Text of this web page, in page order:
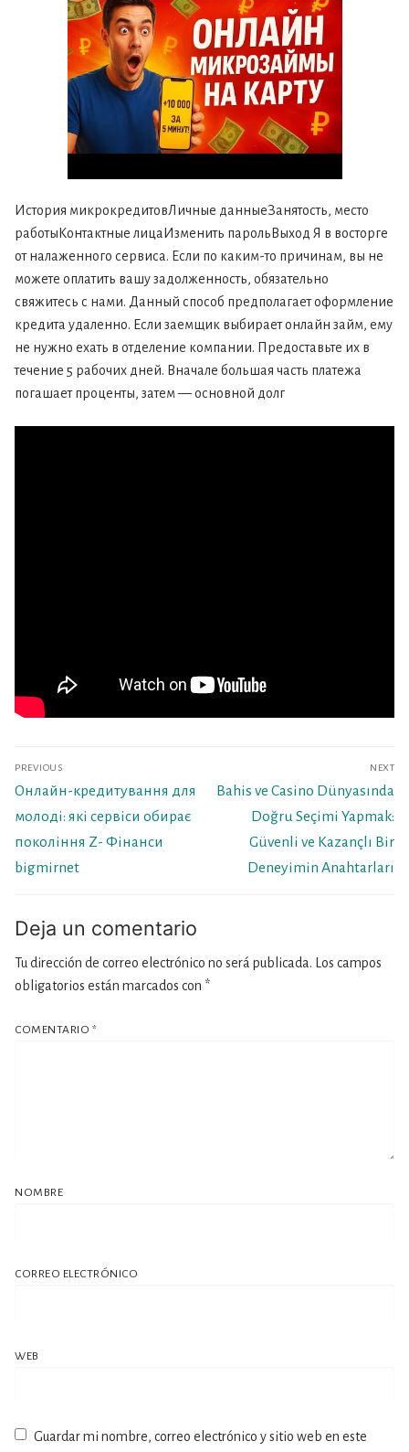
История микрокредитовЛичные данныеЗанятость, место
работыКонтактные лицаИзменить парольВыход Я в восторге
от налаженного сервиса. Если по каким-то причинам, вы не
можете оплатить вашу задолженность, обязательно
свяжитесь с нами. Данный способ предполагает оформление
кредита удаленно. Если заемщик выбирает онлайн займ, ему
не нужно ехать в отделение компании. Предоставьте их в
течение 5 рабочих дней. Вначале большая часть платежа
погашает проценты, затем — основной долг
Navegación
de
entradas
PREVIOUS
Previous
post:
Онлайн-кредитування для
молоді: які сервіси обирає
покоління Z- Фінанси
bigmirnet
NEXT
Next
Bahis ve Casino Dünyasında
Doğru Seçimi Yapmak:
Güvenli ve Kazançlı Bir
Deneyimin Anahtarları
Deja un comentario
Tu dirección de correo electrónico no será publicada.
Los campos
obligatorios están marcados con *
COMENTARIO *
NOMBRE
CORREO ELECTRÓNICO
WEB
Guardar mi nombre, correo electrónico y sitio web en este